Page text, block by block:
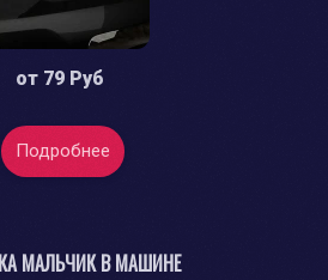
от 79 Руб
Подробнее
МАЛЬЧИК В МАШИНЕ